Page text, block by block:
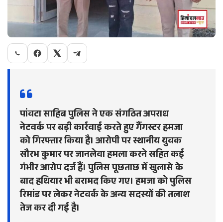
पांवटा साहिब पुलिस ने एक संगठित अपराध
नेटवर्क पर बड़ी कार्रवाई करते हुए गैंगस्टर हमजा
को गिरफ्तार किया है। आरोपी पर स्थानीय युवक
सौरभ कुमार पर जानलेवा हमला करने सहित कई
गंभीर आरोप दर्ज हैं। पुलिस पूछताछ में खुलासे के
बाद हथियार भी बरामद किए गए। हमजा को पुलिस
रिमांड पर लेकर नेटवर्क के अन्य सदस्यों की तलाश
तेज कर दी गई है।